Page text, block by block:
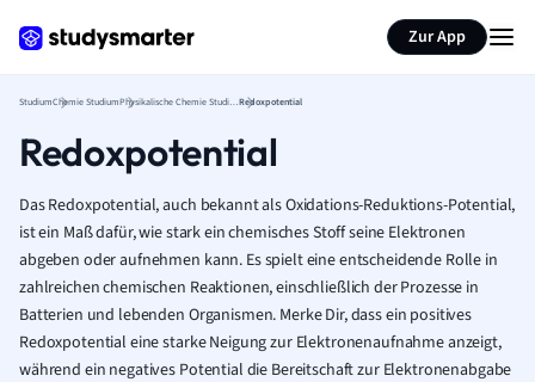
Zur App
StudiumChemie Studium Physikalische Chemie StudiumRedoxpotential
Redoxpotential
Das Redoxpotential, auch bekannt als Oxidations-Reduktions-Potential,
ist ein Maß dafür, wie stark ein chemisches Stoff seine Elektronen
abgeben oder aufnehmen kann. Es spielt eine entscheidende Rolle in
zahlreichen chemischen Reaktionen, einschließlich der Prozesse in
Batterien und lebenden Organismen. Merke Dir, dass ein positives
Redoxpotential eine starke Neigung zur Elektronenaufnahme anzeigt,
während ein negatives Potential die Bereitschaft zur Elektronenabgabe